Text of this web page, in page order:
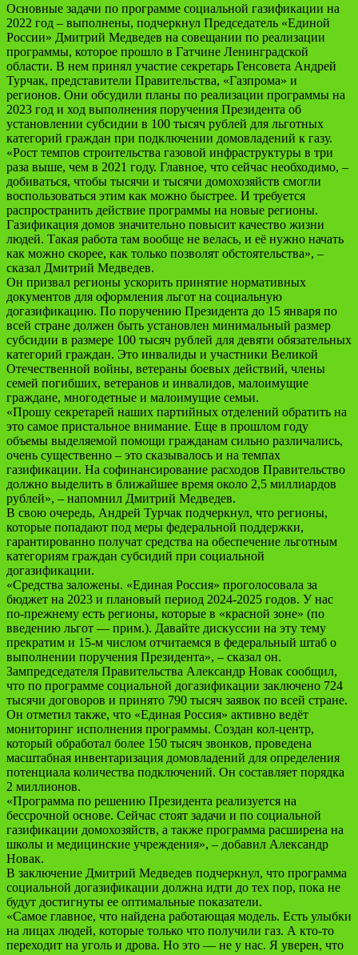
Основные задачи по программе социальной газификации на
2022 год – выполнены, подчеркнул Председатель «Единой
России» Дмитрий Медведев на совещании по реализации
программы, которое прошло в Гатчине Ленинградской
области. В нем принял участие секретарь Генсовета Андрей
Турчак, представители Правительства, «Газпрома» и
регионов. Они обсудили планы по реализации программы на
2023 год и ход выполнения поручения Президента об
установлении субсидии в 100 тысяч рублей для льготных
категорий граждан при подключении домовладений к газу.
«Рост темпов строительства газовой инфраструктуры в три
раза выше, чем в 2021 году. Главное, что сейчас необходимо, –
добиваться, чтобы тысячи и тысячи домохозяйств смогли
воспользоваться этим как можно быстрее. И требуется
распространить действие программы на новые регионы.
Газификация домов значительно повысит качество жизни
людей. Такая работа там вообще не велась, и её нужно начать
как можно скорее, как только позволят обстоятельства», –
сказал Дмитрий Медведев.
Он призвал регионы ускорить принятие нормативных
документов для оформления льгот на социальную
догазификацию. По поручению Президента до 15 января по
всей стране должен быть установлен минимальный размер
субсидии в размере 100 тысяч рублей для девяти обязательных
категорий граждан. Это инвалиды и участники Великой
Отечественной войны, ветераны боевых действий, члены
семей погибших, ветеранов и инвалидов, малоимущие
граждане, многодетные и малоимущие семьи.
«Прошу секретарей наших партийных отделений обратить на
это самое пристальное внимание. Еще в прошлом году
объемы выделяемой помощи гражданам сильно различались,
очень существенно – это сказывалось и на темпах
газификации. На софинансирование расходов Правительство
должно выделить в ближайшее время около 2,5 миллиардов
рублей», – напомнил Дмитрий Медведев.
В свою очередь, Андрей Турчак подчеркнул, что регионы,
которые попадают под меры федеральной поддержки,
гарантированно получат средства на обеспечение льготным
категориям граждан субсидий при социальной
догазификации.
«Средства заложены. «Единая Россия» проголосовала за
бюджет на 2023 и плановый период 2024-2025 годов. У нас
по-прежнему есть регионы, которые в «красной зоне» (по
введению льгот — прим.). Давайте дискуссии на эту тему
прекратим и 15-м числом отчитаемся в федеральный штаб о
выполнении поручения Президента», – сказал он.
Зампредседателя Правительства Александр Новак сообщил,
что по программе социальной догазификации заключено 724
тысячи договоров и принято 790 тысяч заявок по всей стране.
Он отметил также, что «Единая Россия» активно ведёт
мониторинг исполнения программы. Создан кол-центр,
который обработал более 150 тысяч звонков, проведена
масштабная инвентаризация домовладений для определения
потенциала количества подключений. Он составляет порядка
2 миллионов.
«Программа по решению Президента реализуется на
бессрочной основе. Сейчас стоят задачи и по социальной
газификации домохозяйств, а также программа расширена на
школы и медицинские учреждения», – добавил Александр
Новак.
В заключение Дмитрий Медведев подчеркнул, что программа
социальной догазификации должна идти до тех пор, пока не
будут достигнуты ее оптимальные показатели.
«Самое главное, что найдена работающая модель. Есть улыбки
на лицах людей, которые только что получили газ. А кто-то
переходит на уголь и дрова. Но это — не у нас. Я уверен, что